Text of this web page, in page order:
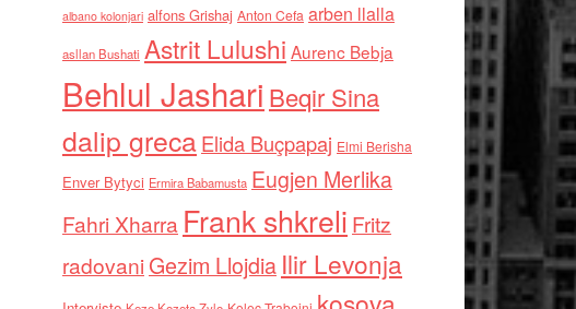
albano kolonjari alfons Grishaj Anton Cefa arben llalla
asllan Bushati Astrit Lulushi Aurenc Bebja
Behlul Jashari Beqir Sina
dalip grecaElida Buçpapaj Elmi Berisha
Enver Bytyci Ermira Babamusta Eugjen Merlika
Fahri Xharra Frank shkreli Fritz
radovaniGezim Llojdia Ilir Levonja